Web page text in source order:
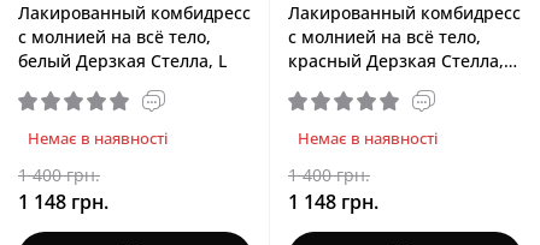
Лакированный комбидресс
с молнией на всё тело,
белый Дерзкая Стелла, L
Немає в наявності
1 400 грн.
1 148 грн.
Лакированный комбидресс
с молнией на всё тело,
красный Дерзкая Стелла,
Немає в наявності
1 400 грн.
1 148 грн.